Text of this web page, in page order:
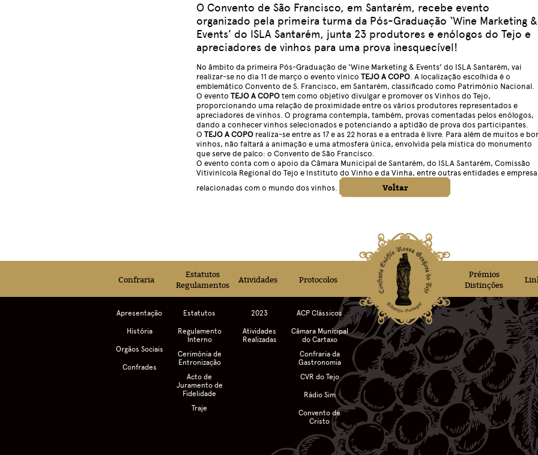
O Convento de São Francisco, em Santarém, recebe evento
organizado pela primeira turma da Pós-Graduação ‘Wine Marketing &
Events’ do ISLA Santarém, junta 23 produtores e enólogos do Tejo e
apreciadores de vinhos para uma prova inesquecível!
No âmbito da primeira Pós-Graduação de ‘Wine Marketing & Events’ do ISLA Santarém, vai
realizar-se no dia 11 de março o evento vínico TEJO A COPO . A localização escolhida é o
emblemático Convento de S. Francisco, em Santarém, classificado como Património Nacional.
O evento TEJO A COPOtem como objetivo divulgar e promover os Vinhos do Tejo,
proporcionando uma relação de proximidade entre os vários produtores representados e
apreciadores de vinhos. O programa contempla, também, provas comentadas pelos enólogos,
dando a conhecer vinhos selecionados e potenciando a aptidão de prova dos participantes.
O TEJO A COPO realiza-se entre as 17 e as 22 horas e a entrada é livre. Para além de muitos e
vinhos, não faltará a animação e uma atmosfera única, envolvida pela mística do monumento
que serve de palco: o Convento de São Francisco.
O evento conta com o apoio da Câmara Municipal de Santarém, do ISLA Santarém, Comissão
Vitivinícola Regional do Tejo e Instituto do Vinho e da Vinha, entre outras entidades e
relacionadas com o mundo dos vinhos.
Voltar
Confraria
Estatutos
Regulamentos
Atividades Protocolos
Prémios
Distinções
Apresentação
História
Orgãos Sociais
Confrades
Estatutos
Regulamento
Interno
Cerimónia de
Entronização
Acto de
Juramento de
Fidelidade
Traje
2023
Atividades
Realizadas
ACP Clássicos
Câmara Municipal
do Cartaxo
Confraria da
Gastronomia
CVR do Tejo
Rádio Sim
Convento de
Cristo